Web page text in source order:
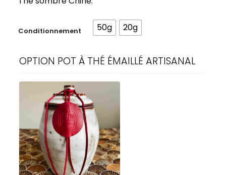
Conditionnement 50g 20g
OPTION POT À THÉ ÉMAILLÉ ARTISANAL